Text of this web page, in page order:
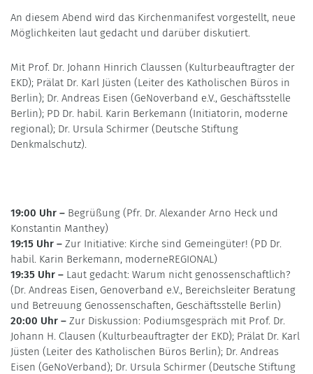
An diesem Abend wird das Kirchenmanifest vorgestellt, neue
Möglichkeiten laut gedacht und darüber diskutiert.
Mit Prof. Dr. Johann Hinrich Claussen (Kulturbeauftragter der
EKD); Prälat Dr. Karl Jüsten (Leiter des Katholischen Büros in
Berlin); Dr. Andreas Eisen (GeNoverband e.V., Geschäftsstelle
Berlin); PD Dr. habil. Karin Berkemann (Initiatorin, moderne
regional); Dr. Ursula Schirmer (Deutsche Stiftung
Denkmalschutz).
19:00 Uhr – Begrüßung (Pfr. Dr. Alexander Arno Heck und
Konstantin Manthey)
19:15 Uhr – Zur Initiative: Kirche sind Gemeingüter! (PD Dr.
habil. Karin Berkemann, moderneREGIONAL)
19:35 Uhr – Laut gedacht: Warum nicht genossenschaftlich?
(Dr. Andreas Eisen, Genoverband e.V., Bereichsleiter Beratung
und Betreuung Genossenschaften, Geschäftsstelle Berlin)
20:00 Uhr – Zur Diskussion: Podiumsgespräch mit Prof. Dr.
Johann H. Clausen (Kulturbeauftragter der EKD); Prälat Dr. Karl
Jüsten (Leiter des Katholischen Büros Berlin); Dr. Andreas
Eisen (GeNoVerband); Dr. Ursula Schirmer (Deutsche Stiftung